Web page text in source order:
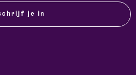
je in